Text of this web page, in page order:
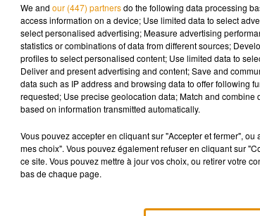
de partir en vacances plus
vos jours de congés payés.
finies qu’il est déjà temps de réfléchir à celles de
permettre de profiter de 59 jours de repos au lieu
bien placés !
étant un mardi, si vous placez trois jours du 2
ensuite, puisque
profiter de 16 jours de vacances consécutifs.
We and our (447) partnersdo the following data processing
access information on a device; Use limited data to select
select personalised advertising; Measure advertising
statistics or combinations of data from different sources;
profiles to select personalised content; Use limited data to
Deliver and present advertising and content; Save and
data such as IP address and browsing data to offer following
requested; Use precise geolocation data; Match and
based on information transmitted automatically.
Vous pouvez accepter en cliquant sur "Accepter et fermer",
mes choix". Vous pouvez également refuser en cliquant sur
ce site. Vous pouvez mettre à jour vos choix, ou retirer votre
bas de chaque page.